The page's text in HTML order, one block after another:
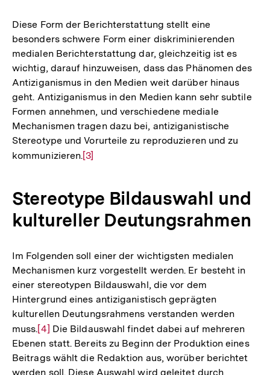
Diese Form der Berichterstattung stellt eine
besonders schwere Form einer diskriminierenden
medialen Berichterstattung dar, gleichzeitig ist es
wichtig, darauf hinzuweisen, dass das Phänomen des
Antiziganismus in den Medien weit darüber hinaus
geht. Antiziganismus in den Medien kann sehr subtile
Formen annehmen, und verschiedene mediale
Mechanismen tragen dazu bei, antiziganistische
Stereotype und Vorurteile zu reproduzieren und zu
kommunizieren.Zur
Fußnote
[3]
Stereotype Bildauswahl und
kultureller Deutungsrahmen
Im Folgenden soll einer der wichtigsten medialen
Mechanismen kurz vorgestellt werden. Er besteht in
einer stereotypen Bildauswahl, die vor dem
Hintergrund eines antiziganistisch geprägten
kulturellen Deutungsrahmens verstanden werden
muss.Zur
Auflösung
der
[4] Die Bildauswahl findet dabei auf mehreren
Ebenen statt. Bereits zu Beginn der Produktion eines
Beitrags wählt die Redaktion aus, worüber berichtet
werden soll. Diese Auswahl wird geleitet durch